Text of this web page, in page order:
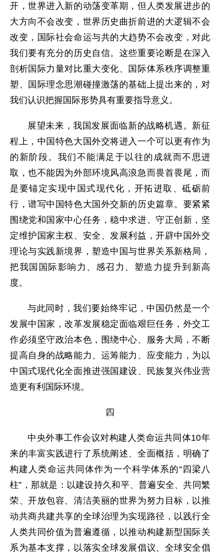
开，世界进入新的动荡变革期，但人类发展进步的
大方向不会改变，世界历史曲折前进的大逻辑不会
改变，国际社会命运与共的大趋势不会改变，对此
我们要有充分的历史自信。这些重要论断是在深入
剖析国际力量对比重大变化、国际体系秩序调整重
塑、国际理念思潮碰撞激荡的基础上提出来的，对
我们认识把握国际形势具有重要指导意义。
展望未来，我国发展面临新的战略机遇。新征
程上，中国特色大国外交将进入一个可以更有作为
的新阶段。我们不能满足于以往的成就而不思进
取，也不能因为外部环境风高浪急而畏首畏尾，而
是要锚定实现中国式现代化，开拓进取、砥砺前
行，谱写中国特色大国外交新的历史篇章。要紧紧
围绕党和国家中心任务，稳中求进、守正创新，坚
定维护国家主权、安全、发展利益，开辟中国外交
理论与实践新境界，塑造中国与世界关系新格局，
把我国国际影响力、感召力、塑造力提升到新高
度。
与此同时，我们要始终牢记，中国仍然是一个
发展中国家，改革发展稳定面临艰巨任务，外交工
作必须坚守政治本色，围绕中心、服务大局，不断
提高自身的战略能力、运筹能力、应变能力，为以
中国式现代化全面推进强国建设、民族复兴伟业营
造更有利国际环境。
四
中央外事工作会议对构建人类命运共同体10年
来的丰富实践进行了系统阐述、全面概括，明确了
构建人类命运共同体作为一个科学体系的“四梁八
柱”，那就是：以建设持久和平、普遍安全、共同繁
荣、开放包容、清洁美丽的世界为努力目标，以推
动共商共建共享的全球治理为实现路径，以践行全
人类共同价值为普遍遵循，以推动构建新型国际关
系为基本支撑，以落实全球发展倡议、全球安全倡